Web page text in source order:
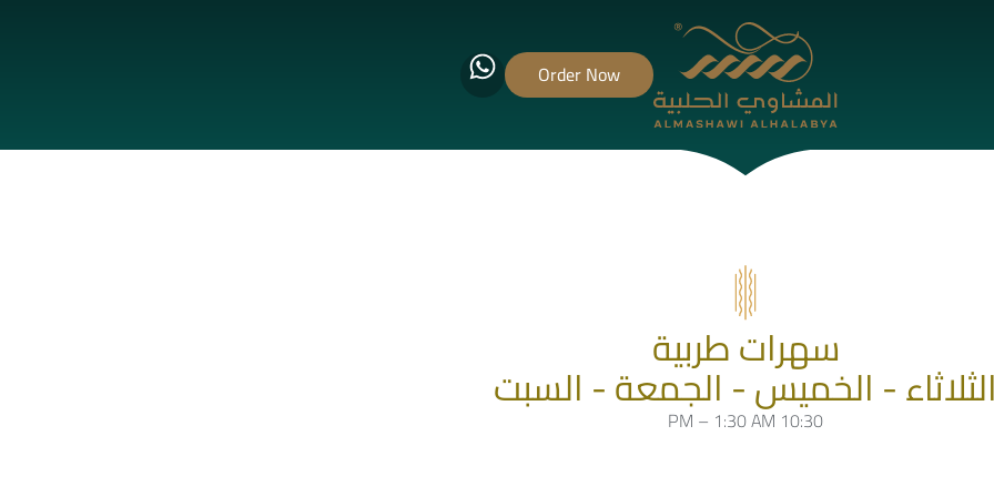
Order Now
سهرات طربية
- الخميس - الجمعة - السبت
10:30 PM – 1:30 AM